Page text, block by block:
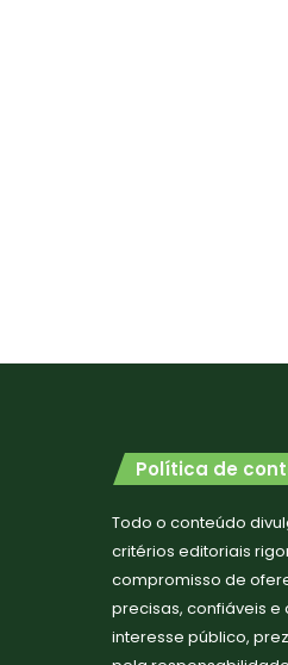
Política de
Todo o conteúdo
critérios editoriais
compromisso de
precisas, confiáveis e
interesse público,